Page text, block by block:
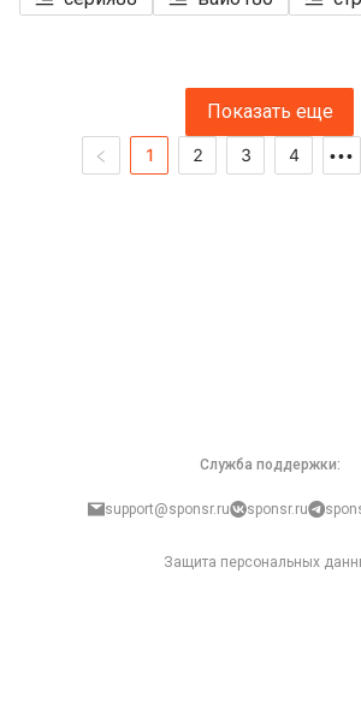
Показать еще
1 2 3 4 •••
Служба поддержки:
support@sponsr.ru sponsr.ru
Защита персональных